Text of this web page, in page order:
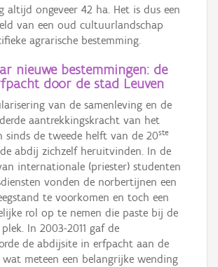
altijd ongeveer 42 ha. Het is dus een
van een oud cultuurlandschap
agrarische bestemming.
nieuwe bestemmingen: de
door de stad Leuven
van de samenleving en de
aantrekkingskracht van het
sinds de tweede helft van de 20ste
abdij zichzelf heruitvinden. In de
internationale (priester) studenten
vonden de norbertijnen een
te voorkomen en toch een
rol op te nemen die paste bij de
In 2003-2011 gaf de
de abdijsite in erfpacht aan de
wat meteen een belangrijke wending